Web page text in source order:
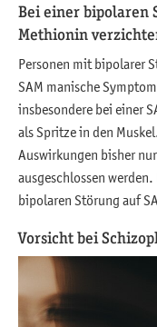
Bei einer bipolaren
Methionin
Personen mit bipolarer
SAM manische
insbesondere bei einer
als Spritze in den
Auswirkungen bisher
ausgeschlossen
bipolaren Störung auf
Vorsicht bei